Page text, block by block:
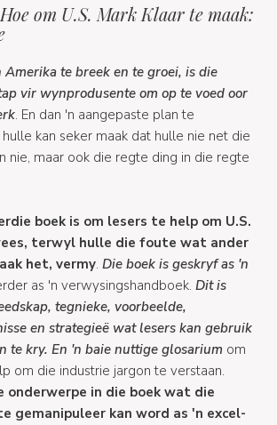
Hoe om U.S. Mark Klaar te maak:
Amerika te breek en te groei, is die
vir wynprodusente om op te voed oor
. En dan 'n aangepaste plan te
kan seker maak dat hulle nie net die
nie, maar ook die regte ding in die regte
boek is om lesers te help om U.S.
terwyl hulle die foute wat ander
het, vermy. Die boek is geskryf as 'n
as 'n verwysingshandboek. Dit is
tegnieke, voorbeelde,
en strategieë wat lesers kan gebruik
te kry. En 'n baie nuttige glosarium om
om die industrie jargon te verstaan.
onderwerpe in die boek wat die
gemanipuleer kan word as 'n excel-